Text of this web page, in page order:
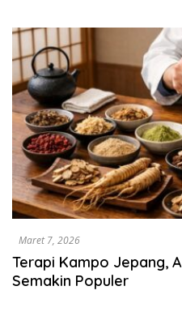
Maret 7, 2026
Terapi Kampo Jepang,
Semakin Populer